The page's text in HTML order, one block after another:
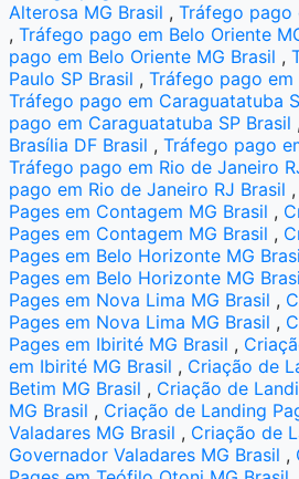
Alterosa MG Brasil ,Tráfego pago
,Tráfego pago em Belo Oriente
pago em Belo Oriente MG Brasil ,
Paulo SP Brasil ,Tráfego pago em
Tráfego pago em Caraguatatuba
pago em Caraguatatuba SP Brasil
Brasília DF Brasil ,Tráfego pago
Tráfego pago em Rio de Janeiro
pago em Rio de Janeiro RJ Brasil ,
Pages em Contagem MG Brasil ,
Pages em Contagem MG Brasil ,
Pages em Belo Horizonte MG
Pages em Belo Horizonte MG
Pages em Nova Lima MG Brasil ,
Pages em Nova Lima MG Brasil ,
Pages em Ibirité MG Brasil ,
em Ibirité MG Brasil , Criação de
Betim MG Brasil , Criação de
MG Brasil , Criação de Landing
Valadares MG Brasil , Criação de
Governador Valadares MG Brasil ,